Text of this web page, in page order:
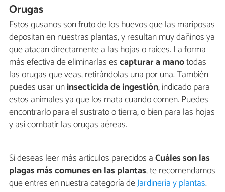
Orugas
Estos gusanos son fruto de los huevos que las mariposas
depositan en nuestras plantas, y resultan muy dañinos ya
que atacan directamente a las hojas o raíces. La forma
más efectiva de eliminarlas escapturar a manotodas
las orugas que veas, retirándolas una por una. También
puedes usar uninsecticida de ingestión, indicado para
estos animales ya que los mata cuando comen. Puedes
encontrarlo para el sustrato o tierra, o bien para las hojas
y así combatir las orugas aéreas.
Si deseas leer más artículos parecidos aCuáles son las
plagas más comunes en las plantas, te recomendamos
que entres en nuestra categoría deJardinería y plantas.